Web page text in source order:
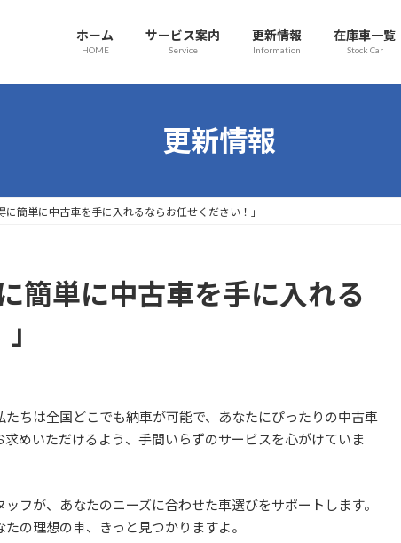
ホーム
HOME
サービス案内
Service
更新情報
Information
在庫車一覧
Stock Car
更新情報
に簡単に中古車を手に入れるならお任せください！」
簡単に中古車を手に入れる
ちは全国どこでも納車が可能で、あなたにぴったりの中古車
めいただけるよう、手間いらずのサービスを心がけていま
フが、あなたのニーズに合わせた車選びをサポートします。
の理想の車、きっと見つかりますよ。